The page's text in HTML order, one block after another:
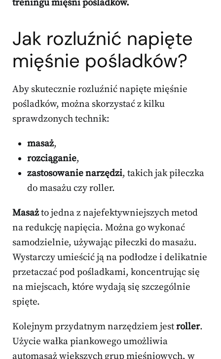
treningu mięśni pośladków.
Jak rozluźnić napięte
mięśnie pośladków?
Aby skutecznie rozluźnić napięte mięśnie
pośladków, można skorzystać z kilku
sprawdzonych technik:
masaż,
rozciąganie,
zastosowanie narzędzi, takich jak piłeczka
do masażu czy roller.
Masażto jedna z najefektywniejszych metod
na redukcję napięcia. Można go wykonać
samodzielnie, używając piłeczki do masażu.
Wystarczy umieścić ją na podłodze i delikatnie
przetaczać pod pośladkami, koncentrując się
na miejscach, które wydają się szczególnie
spięte.
Kolejnym przydatnym narzędziem jestroller.
Użycie wałka piankowego umożliwia
automasaż większych grup mięśniowych, w